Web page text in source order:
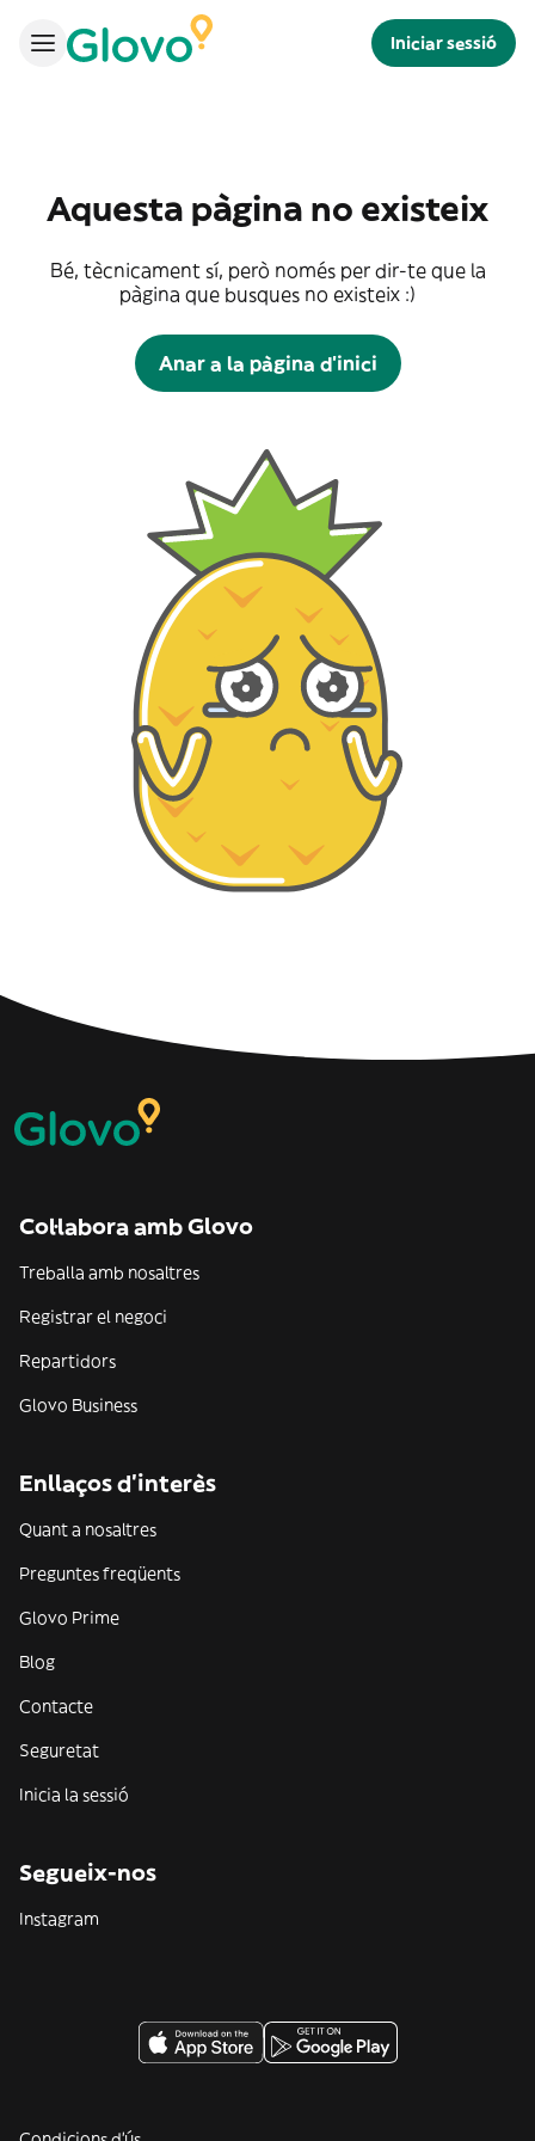
Iniciar sessió
Aquesta pàgina no existeix
Bé, tècnicament sí, però només per dir-te que la
pàgina que busques no existeix :)
Anar a la pàgina d'inici
Col·labora amb Glovo
Treballa amb nosaltres
Registrar el negoci
Repartidors
Glovo Business
Enllaços d'interès
Quant a nosaltres
Preguntes freqüents
Glovo Prime
Blog
Contacte
Seguretat
Inicia la sessió
Segueix-nos
Instagram